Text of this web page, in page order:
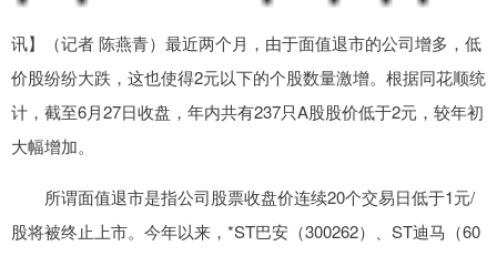
讯】（记者 陈燕青）最近两个月，由于面值退市的公司增多，低
价股纷纷大跌，这也使得2元以下的个股数量激增。根据同花顺统
计，截至6月27日收盘，年内共有237只A股股价低于2元，较年初
大幅增加。
所谓面值退市是指公司股票收盘价连续20个交易日低于1元/
股将被终止上市。今年以来，*ST巴安（300262）、ST迪马（60